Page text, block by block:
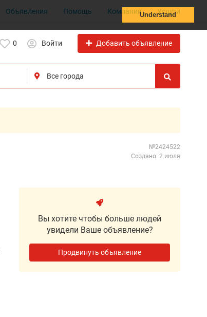
Understand
Объявления Помощь Компании Услуги
0 Войти Добавить объявление
№2424522
Создано: 2 июля
Вы хотите чтобы больше людей
увидели Ваше объявление?
Продвинуть объявление